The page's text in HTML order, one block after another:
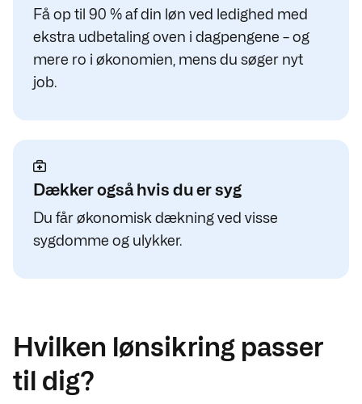
Få op til 90 % af din løn ved ledighed med
ekstra udbetaling oven i dagpengene – og
mere ro i økonomien, mens du søger nyt
job.
Dækker også hvis du er syg
Du får økonomisk dækning ved visse
sygdomme og ulykker.
Hvilken lønsikring passer
til dig?